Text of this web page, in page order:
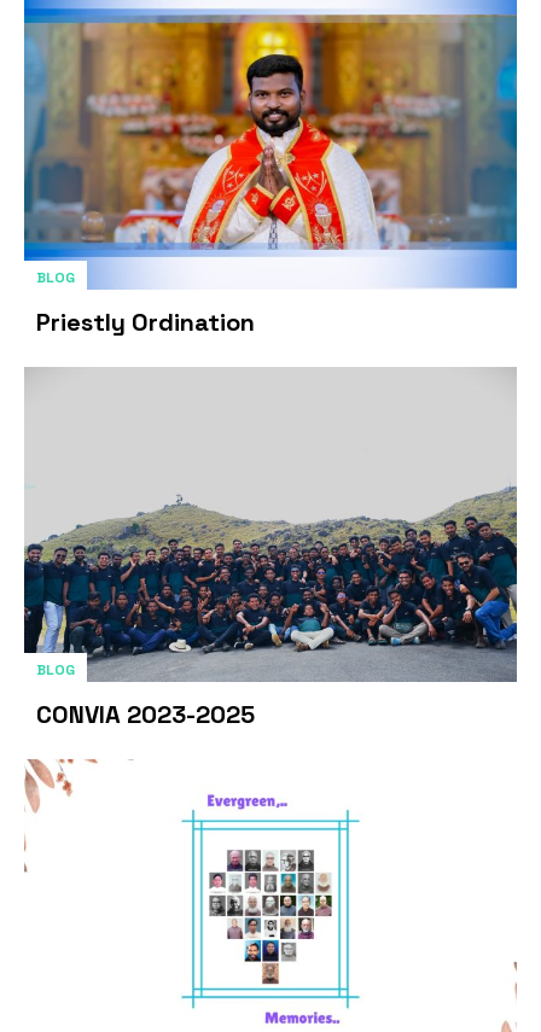
BLOG
Priestly Ordination
BLOG
CONVIA 2023-2025